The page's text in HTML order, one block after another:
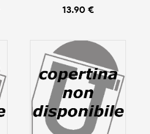
13.90 €